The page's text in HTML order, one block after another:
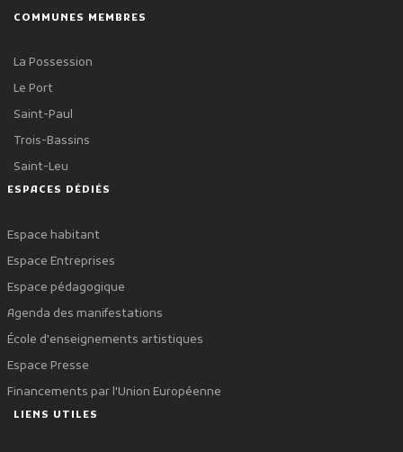
COMMUNES MEMBRES
La Possession
Le Port
Saint-Paul
Trois-Bassins
Saint-Leu
ESPACES DÉDIÉS
Espace habitant
Espace Entreprises
Espace pédagogique
Agenda des manifestations
École d'enseignements artistiques
Espace Presse
Financements par l'Union Européenne
LIENS UTILES